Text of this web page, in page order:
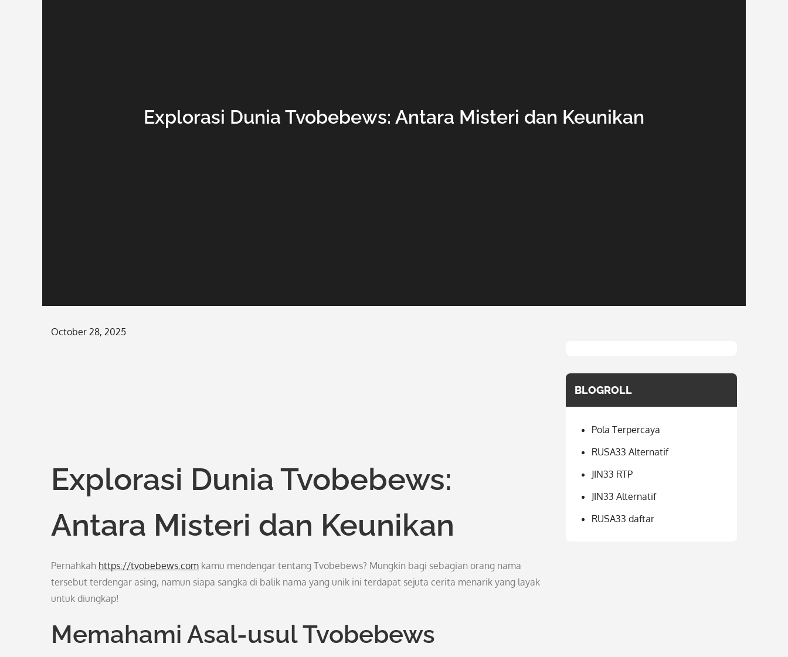
Explorasi Dunia Tvobebews: Antara Misteri dan Keunikan
Posted
October 28, 2025
Explorasi Dunia Tvobebews:
Antara Misteri dan Keunikan
Pernahkah https://tvobebews.com kamu mendengar tentang Tvobebews? Mungkin bagi sebagian orang nama
tersebut terdengar asing, namun siapa sangka di balik nama yang unik ini terdapat sejuta cerita menarik yang layak
untuk diungkap!
Memahami Asal-usul Tvobebews
BLOGROLL
Pola Terpercaya
RUSA33 Alternatif
JIN33 RTP
JIN33 Alternatif
RUSA33 daftar